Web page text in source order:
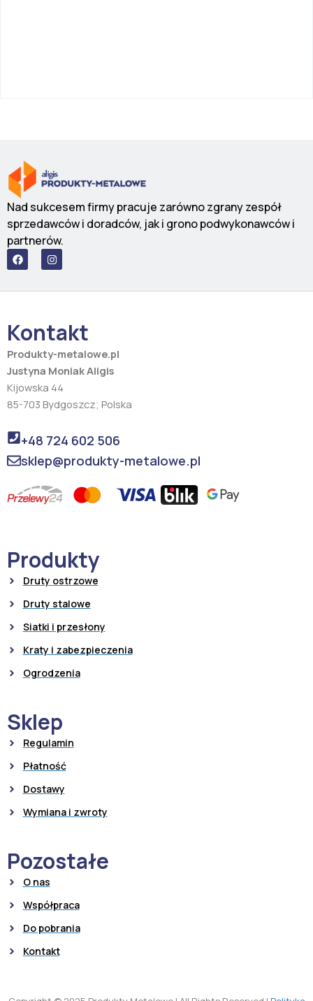
Nad sukcesem firmy pracuje zarówno zgrany zespół
sprzedawców i doradców, jak i grono podwykonawców i
partnerów.
F
a
c
b
k
I
n
s
a
a
m
Kontakt
Produkty-metalowe.pl
Justyna Moniak Aligis
Kijowska 44
85-703 Bydgoszcz; Polska
+48 724 602 506
sklep@produkty-metalowe.pl
Produkty
Druty ostrzowe
Druty stalowe
Siatki i przesłony
Kraty i zabezpieczenia
Ogrodzenia
Sklep
Regulamin
Płatność
Dostawy
Wymiana i zwroty
Pozostałe
O nas
Współpraca
Do pobrania
Kontakt